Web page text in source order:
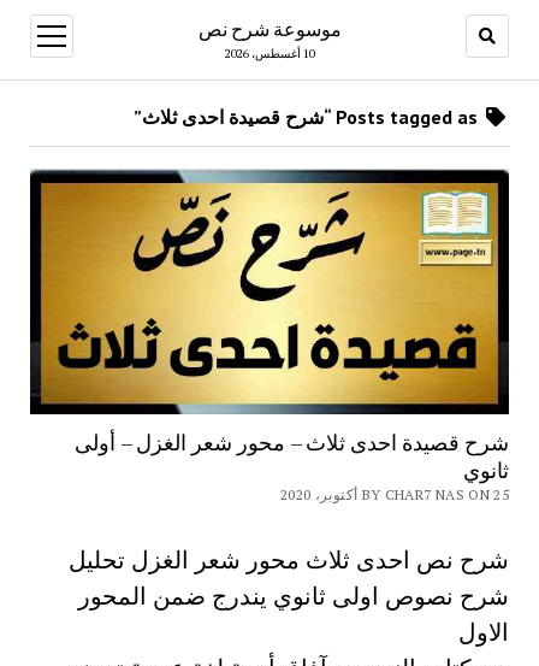
موسوعة شرح نص
10 أغسطس، 2026
open
menu
شرح قصيدة احدى ثلاث – محور شعر الغزل – أولى
ثانوي
BY CHAR7 NAS ON 25 أكتوبر، 2020
شرح نص احدى ثلاث محور شعر الغزل تحليل
شرح نصوص اولى ثانوي يندرج ضمن المحور
الاول